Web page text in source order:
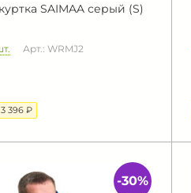
SAIMAA серый (S)
Арт.: WRMJ2
3 396 ₽
-30%